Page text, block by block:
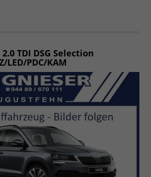
(PDF)
2.0 TDI DSG Selection
LED/PDC/KAM